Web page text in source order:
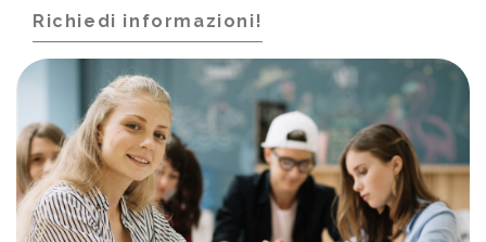
Richiedi informazioni!